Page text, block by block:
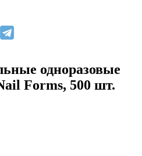
одноразовые
Forms, 500 шт.